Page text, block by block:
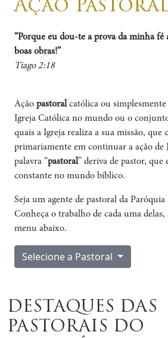
Ação Pastoral
“Porque eu dou-te a prova da minha fé
boas obras!”
Tiago 2:18
Ação pastoralcatólica ou simplesmente
Igreja Católica no mundo ou o
quais a Igreja realiza a sua missão, que
primariamente em continuar a ação de
palavra “pastoral” deriva de pastor, que
constante no mundo bíblico.
Seja um agente de pastoral da
Conheça o trabalho de cada uma
menu abaixo.
Selecione a Pastoral
DESTAQUES DAS
PASTORAIS DO